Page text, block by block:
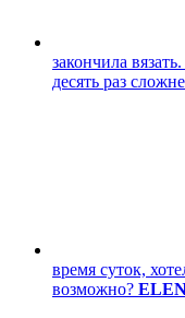
закончила
десять раз
время суток,
возможно?